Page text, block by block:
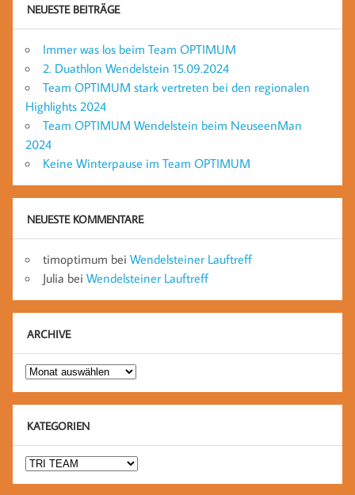
NEUESTE BEITRÄGE
Immer was los beim Team OPTIMUM
2. Duathlon Wendelstein 15.09.2024
Team OPTIMUM stark vertreten bei den regionalen
Highlights 2024
Team OPTIMUM Wendelstein beim NeuseenMan
2024
Keine Winterpause im Team OPTIMUM
NEUESTE KOMMENTARE
timoptimum bei Wendelsteiner Lauftreff
Julia bei Wendelsteiner Lauftreff
ARCHIVE
Archive
KATEGORIEN
Kategorien